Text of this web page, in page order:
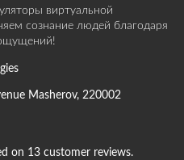
виртуальной
сознание людей благодаря
Masherov, 220002
on 13 customer reviews.